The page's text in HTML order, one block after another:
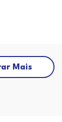
Mais